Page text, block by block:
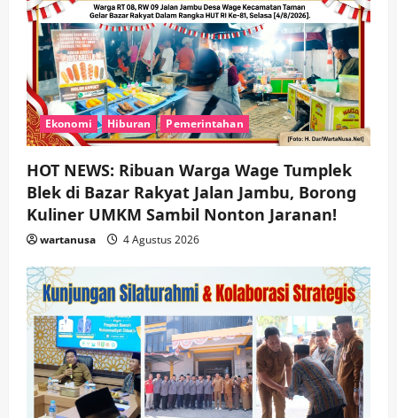
Ekonomi Hiburan Pemerintahan
HOT NEWS: Ribuan Warga Wage Tumplek
Blek di Bazar Rakyat Jalan Jambu, Borong
Kuliner UMKM Sambil Nonton Jaranan!
wartanusa 4 Agustus 2026